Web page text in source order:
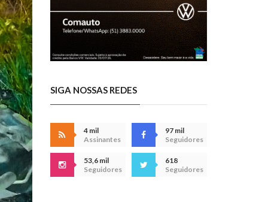
SIGA NOSSAS REDES
4 mil
Assinantes
97 mil
Seguidores
53,6 mil
Seguidores
618
Seguidores